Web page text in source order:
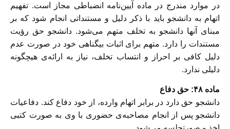
در موارد مندرج در ماده آیین‌نامه انضباطی مجاز است. تفهیم
اتهام به دانشجو باید با ذکر دلیل و مستنداتی انجام شود که بر
مبنای آنها دانشجو به تخلف متهم می‌شود. دانشجو حق رؤیت
مستندات را دارد. متهم برای اثبات بيگناهى خود در صورت عدم
دليل کافی بر احراز و انتساب تخلف، نیاز به ارائه‌ی هیچگونه
دلیلى ندارد.
ماده ۴٨: حق دفاع
‎دانشجو حق دارد در برابر اتهام وارده، از خود دفاع کند. دفاعیات
دانشجو پس از انجام مصاحبه‌ی حضورى با وی به صورت کتبی